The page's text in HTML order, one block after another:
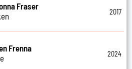
Fraser
2017
Frenna
2024